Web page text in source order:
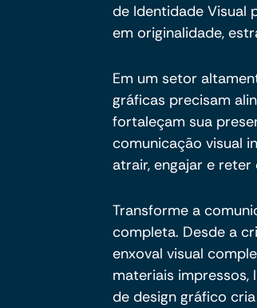
de Identidade Visual
em originalidade,
Em um setor
gráficas precisam
fortaleçam sua
comunicação visual
atrair, engajar e
Transforme a
completa. Desde a
enxoval visual
materiais impressos,
de design gráfico